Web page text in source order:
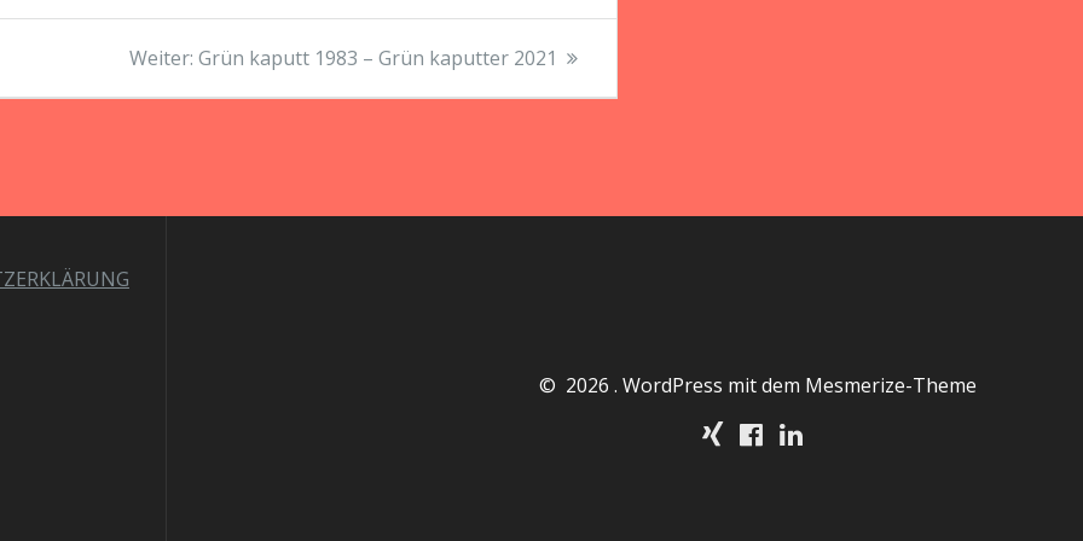
Weiter: Nächster
Grün kaputt 1983 – Grün kaputter 2021
© 2026 . WordPress mit dem Mesmerize-Theme